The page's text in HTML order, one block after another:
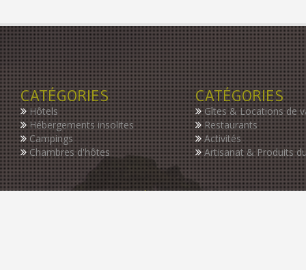
CATÉGORIES
Hôtels
Hébergements insolites
Campings
Chambres d'hôtes
CATÉGORIES
Gîtes & Locations de
Restaurants
Activités
Artisanat & Produits